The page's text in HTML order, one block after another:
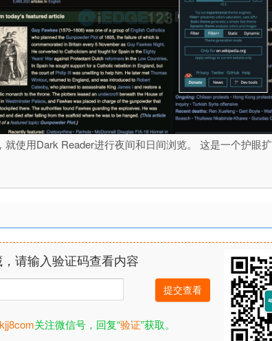
使用Dark Reader进行夜间和日间浏览。 这是一个护眼
请输入验证码查看内容
kjj8com关注微信号，回复“验证”获取。